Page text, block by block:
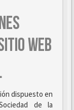
WEB
dispuesto en
de la